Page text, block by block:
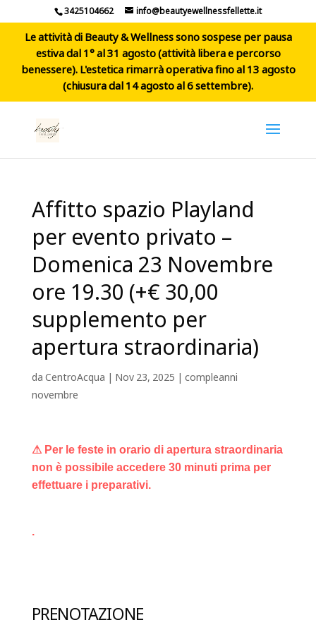
3425104662 info@beautyewellnessfellette.it
Le attività di Beauty & Wellness sono sospese per pausa
estiva dal 1° al 31 agosto (attività libera e percorso
benessere). L'estetica rimarrà operativa fino al 13 agosto
(chiusura dal 14 agosto al 6 settembre).
Affitto spazio Playland
per evento privato –
Domenica 23 Novembre
ore 19.30 (+€ 30,00
supplemento per
apertura straordinaria)
daCentroAcqua | Nov 23, 2025 | compleanni
novembre
⚠ Per le feste in orario di apertura straordinaria
non è possibile accedere 30 minuti prima per
effettuare i preparativi.
.
PRENOTAZIONE